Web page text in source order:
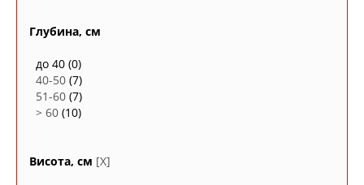
Глубина, см
до 40 (0)
40-50 (7)
51-60 (7)
> 60 (10)
Висота, см [X]